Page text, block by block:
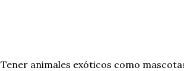
Tener animales exóticos como